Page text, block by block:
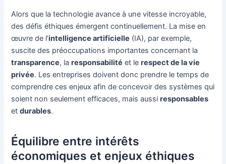
Alors que la technologie avance à une vitesse incroyable,
des défis éthiques émergent continuellement. La mise en
œuvre de l’intelligence artificielle (IA), par exemple,
suscite des préoccupations importantes concernant la
transparence, laresponsabilité et lerespect de la vie
privée. Les entreprises doivent donc prendre le temps de
comprendre ces enjeux afin de concevoir des systèmes qui
soient non seulement efficaces, mais aussiresponsables
etdurables.
Équilibre entre intérêts
économiques et enjeux éthiques